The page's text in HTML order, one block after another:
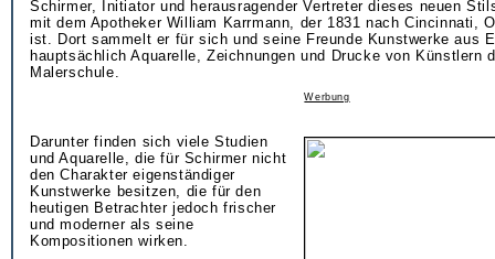
Schirmer, Initiator und herausragender Vertreter dieses neuen
mit dem Apotheker William Karrmann, der 1831 nach Cincinnati,
ist. Dort sammelt er für sich und seine Freunde Kunstwerke aus
hauptsächlich Aquarelle, Zeichnungen und Drucke von Künstlern
Malerschule.
Werbung
Darunter finden sich viele Studien
und Aquarelle, die für Schirmer nicht
den Charakter eigenständiger
Kunstwerke besitzen, die für den
heutigen Betrachter jedoch frischer
und moderner als seine
Kompositionen wirken.